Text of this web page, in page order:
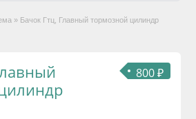
» Бачок Гтц, Главный тормозной цилиндр
800 ₽